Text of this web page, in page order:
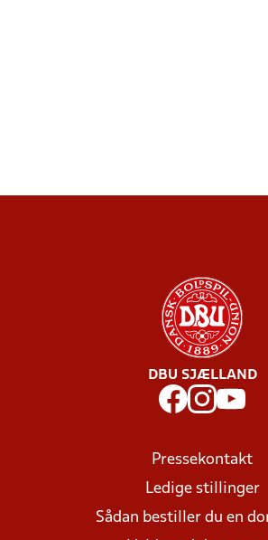
DBU SJÆLLAND
Pressekontakt
Ledige stillinger
Sådan bestiller du en